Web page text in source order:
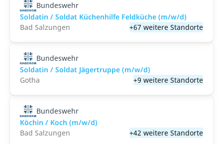
Bundeswehr
Soldatin / Soldat Küchenhilfe Feldküche (m/w/d)
Bad Salzungen
+67 weitere Standorte
Bundeswehr
Soldatin / Soldat Jägertruppe (m/w/d)
Gotha
+9 weitere Standorte
Bundeswehr
Köchin / Koch (m/w/d)
Bad Salzungen
+42 weitere Standorte